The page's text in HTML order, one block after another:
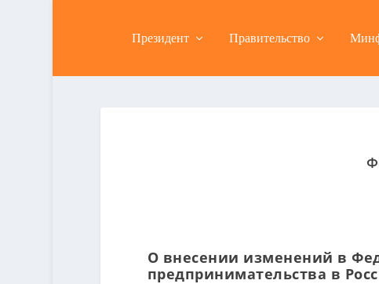
Президент Правительство
О внесении изменений в
предпринимательства в